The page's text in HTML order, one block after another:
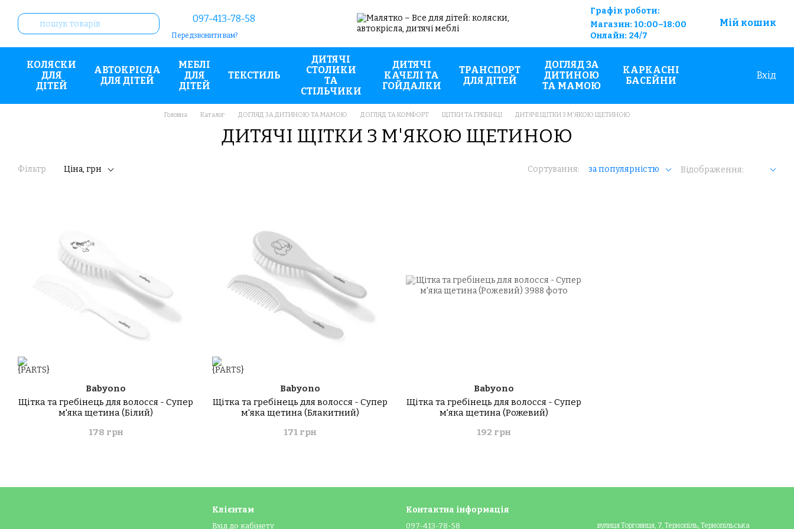
097-413-78-58
Передзвонити вам?
Графік роботи:
Магазин: 10:00–18:00
Онлайн: 24/7
Мій кошик
КОЛЯСКИ
ДЛЯ
ДІТЕЙ
АВТОКРІСЛА
ДЛЯ ДІТЕЙ
МЕБЛІ
ДЛЯ
ДІТЕЙ
ТЕКСТИЛЬ
ДИТЯЧІ
СТОЛИКИ
ТА
СТІЛЬЧИКИ
ДИТЯЧІ
КАЧЕЛІ ТА
ГОЙДАЛКИ
ТРАНСПОРТ
ДЛЯ ДІТЕЙ
ДОГЛЯД ЗА
ДИТИНОЮ
ТА МАМОЮ
КАРКАСНІ
БАСЕЙНИ
Вхід
Головна Каталог ДОГЛЯД ЗА ДИТИНОЮ ТА МАМОЮ ДОГЛЯД ТА КОМФОРТ ЩІТКИ ТА ГРЕБІНЦІ ДИТЯЧІ ЩІТКИ З М'ЯКОЮ ЩЕТИНОЮ
ДИТЯЧІ ЩІТКИ З М'ЯКОЮ ЩЕТИНОЮ
Фільтр Ціна, грн Сортування: за популярністю Відображення:
Babyono
Щітка та гребінець для волосся - Супер
м'яка щетина (Білий)
178 грн
Babyono
Щітка та гребінець для волосся - Супер
м'яка щетина (Блакитний)
171 грн
Babyono
Щітка та гребінець для волосся - Супер
м'яка щетина (Рожевий)
192 грн
Клієнтам
Вхід до кабінету
Контактна інформація
097-413-78-58 вулиця Торговиця, 7, Тернопіль, Тернопільська